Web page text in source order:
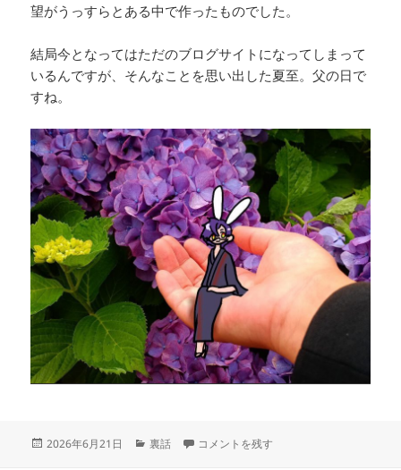
望がうっすらとある中で作ったものでした。
結局今となってはただのブログサイトになってしまって
いるんですが、そんなことを思い出した夏至。父の日で
すね。
投
2026年6月21日
カ
裏話 まよいまよい に
コメントを残す